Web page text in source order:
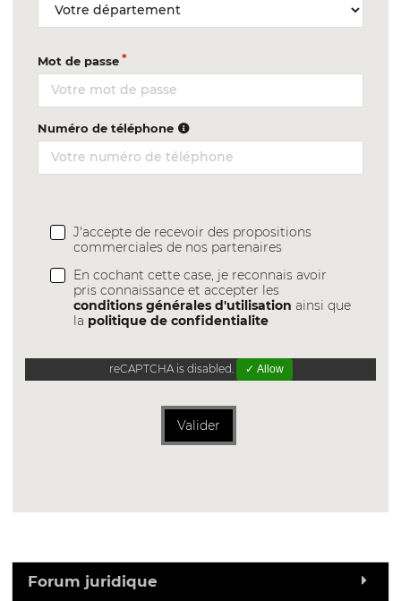
Mot de passe
Numéro de téléphone
J'accepte de recevoir des propositions
commerciales de nos partenaires
En cochant cette case, je reconnais avoir
pris connaissance et accepter les
conditions générales d'utilisation ainsi que
la politique de confidentialite
reCAPTCHA is disabled. ✓ Allow
Valider
Forum juridique